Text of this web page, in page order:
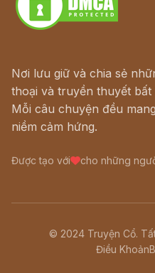
Nơi lưu giữ và chia sẻ
thoại và truyền thuyết
Mỗi câu chuyện đều
niềm cảm hứng.
Được tạo với cho những
© 2024 Truyện Cổ.
Điều Khoản